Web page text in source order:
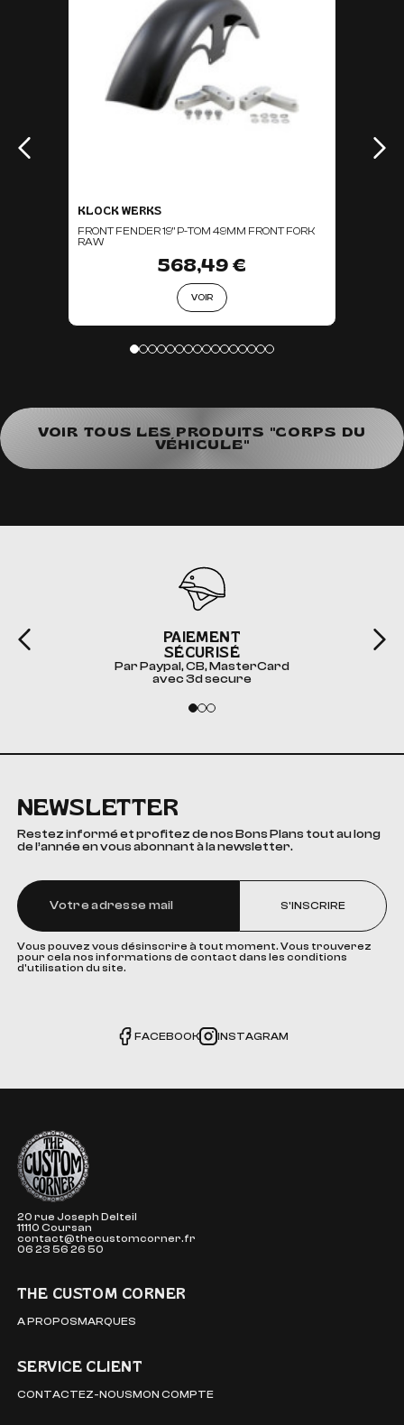
KLOCK WERKS
FRONT FENDER 19" P-TOM 49MM FRONT FORK
RAW
568,49 €
VOIR
VOIR TOUS LES PRODUITS "CORPS DU
VÉHICULE"
PAIEMENT
SÉCURISÉ
Par Paypal, CB, MasterCard
avec 3d secure
NEWSLETTER
Restez informé et profitez de nos Bons Plans tout au long
de l’année en vous abonnant à la newsletter.
S'INSCRIRE
Vous pouvez vous désinscrire à tout moment. Vous trouverez
pour cela nos informations de contact dans les conditions
d'utilisation du site.
FACEBOOK INSTAGRAM
The Custom Corner
20 rue Joseph Delteil
11110 Coursan
contact@thecustomcorner.fr
06 23 56 26 50
THE CUSTOM CORNER
A PROPOSMARQUES
SERVICE CLIENT
CONTACTEZ-NOUSMON COMPTE